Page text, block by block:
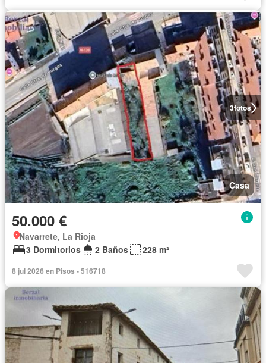
3fotos
Casa
50.000 €
Navarrete, La Rioja
3 Dormitorios
2 Baños 228 m²
8 jul 2026 en Pisos - 516718